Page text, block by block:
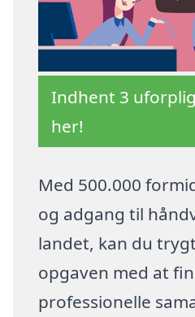
Indhent 3
her!
Med 500.000
og adgang til
landet, kan du
opgaven med at
professionelle